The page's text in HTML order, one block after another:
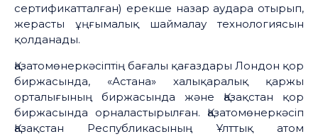
сертификатталған) ерекше назар аудара отырып,
жерасты ұңғымалық шаймалау технологиясын
қолданады.
Қазатомөнеркәсіптің бағалы қағаздары Лондон қор
биржасында, «Астана» халықаралық қаржы
орталығының биржасында және Қазақстан қор
биржасында орналастырылған. Қазатомөнеркәсіп
Қазақстан Республикасының Ұлттық атом